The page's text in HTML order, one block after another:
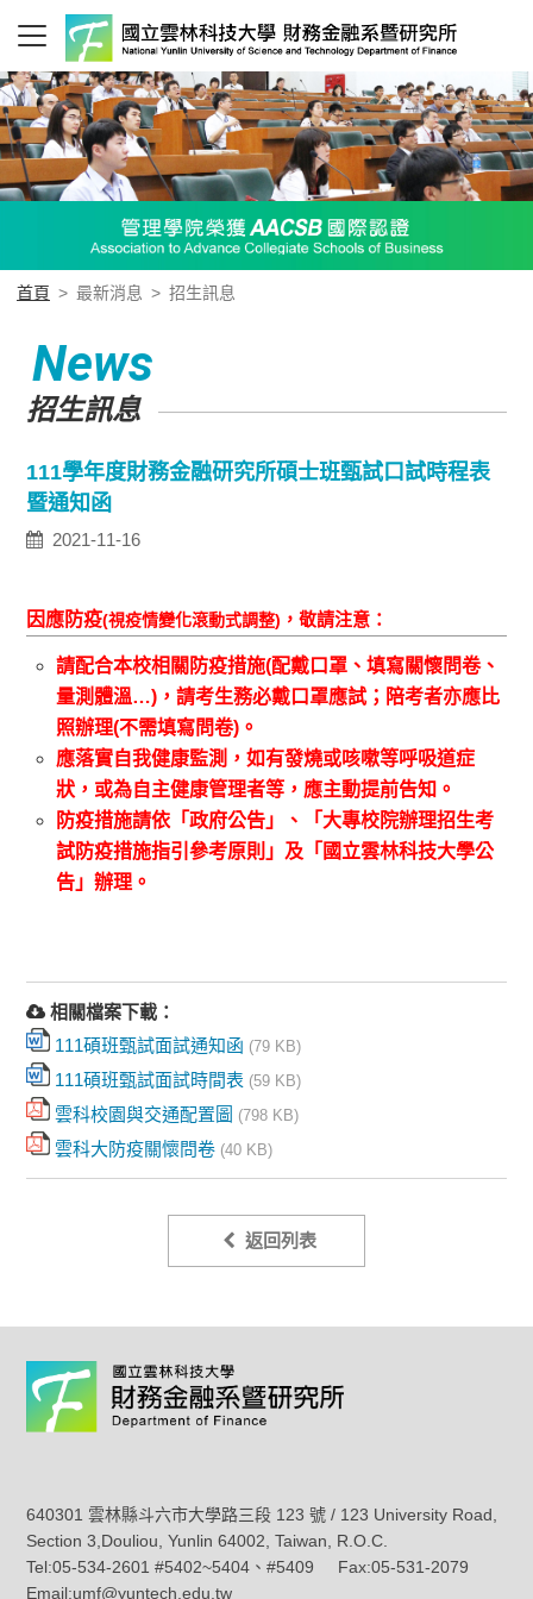
首頁 > 最新消息 > 招生訊息
News
招生訊息
111學年度財務金融研究所碩士班甄試口試時程表
暨通知函
2021-11-16
因應防疫(視疫情變化滾動式調整) ，敬請注意：
請配合本校相關防疫措施(配戴口罩、填寫關懷問卷、
量測體溫…)，請考生務必戴口罩應試；陪考者亦應比
照辦理(不需填寫問卷)。
應落實自我健康監測，如有發燒或咳嗽等呼吸道症
狀，或為自主健康管理者等，應主動提前告知。
防疫措施請依「政府公告」、
「大專校院辦理招生考
試防疫措施指引參考原則」及「國立雲林科技大學公
告」辦理。
相關檔案下載：
111碩班甄試面試通知函 (79 KB)
111碩班甄試面試時間表 (59 KB)
雲科校園與交通配置圖 (798 KB)
雲科大防疫關懷問卷 (40 KB)
返回列表
640301 雲林縣斗六市大學路三段 123 號 / 123 University Road,
Section 3,Douliou, Yunlin 64002, Taiwan, R.O.C.
Tel:05-534-2601 #5402~5404、#5409 Fax:05-531-2079
Email:umf@yuntech.edu.tw